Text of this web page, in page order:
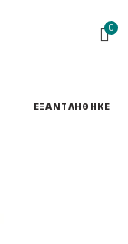
0
ΕΞΑΝΤΛΗΘΗΚΕ